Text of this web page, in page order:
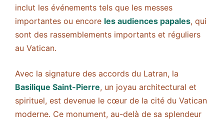
inclut les événements tels que les messes
importantes ou encore les audiences papales, qui
sont des rassemblements importants et réguliers
au Vatican.
Avec la signature des accords du Latran, la
Basilique Saint-Pierre, un joyau architectural et
spirituel, est devenue le cœur de la cité du Vatican
moderne. Ce monument, au-delà de sa splendeur